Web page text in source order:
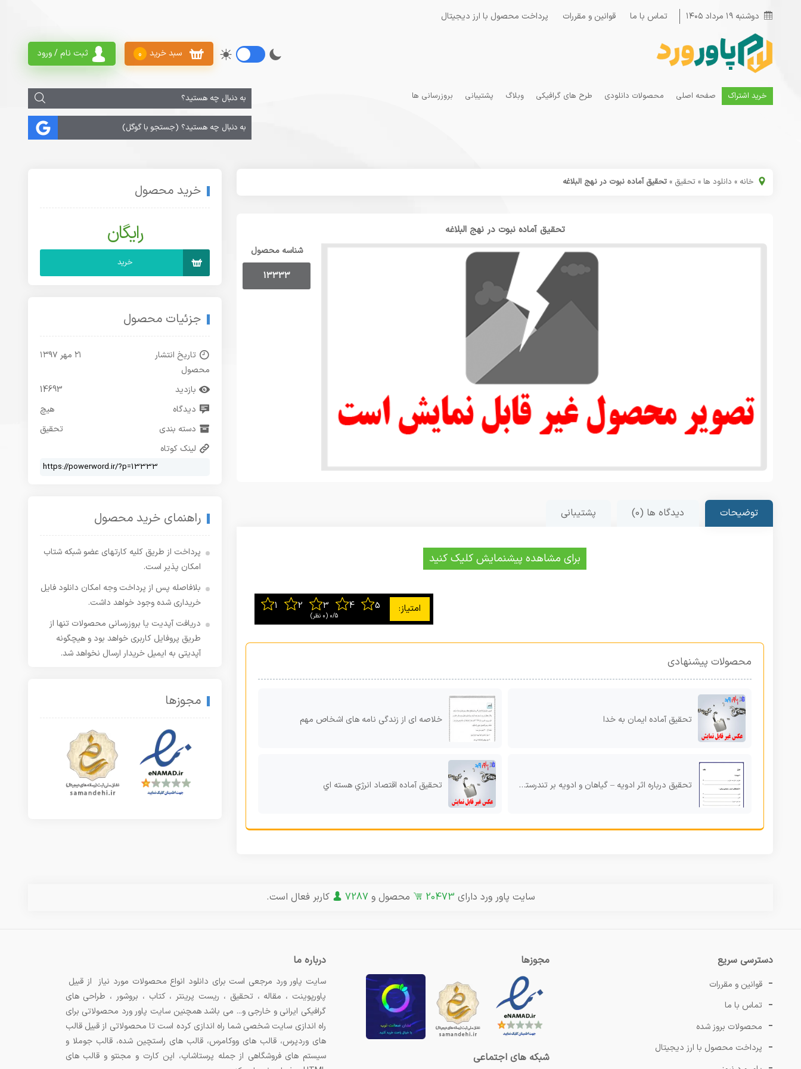
دوشنبه ۱۹ مرداد ۱۴۰۵ تماس با ما قوانین و مقررات پرداخت محصول با ارز دیجیتال
ثبت نام / ورود سبد خرید 0
خرید اشتراک صفحه اصلی محصولات دانلودی طرح های گرافیکی وبلاگ پشتیبانی بروزرسانی ها
خانه » دانلود ها » تحقیق » تحقیق آماده نبوت در نهج البلاغه
تحقیق آماده نبوت در نهج البلاغه
شناسه محصول
13333
توضیحات دیدگاه ها (0) پشتیبانی
برای مشاهده پیشنمایش کلیک کنید
0/5 ‫(0 نظر)
محصولات پیشنهادی
تحقیق آماده ایمان به خدا خلاصه ای از زندگی نامه های اشخاص مهم
تحقیق درباره اثر ادویه – گیاهان و ادویه بر تندرستی و زیبایی تحقیق آماده اقتصاد انرژي هسته اي
خرید محصول
رایگان
خرید
جزئیات محصول
تاریخ انتشار
محصول
۲۱ مهر ۱۳۹۷
بازدید
14693
دیدگاه
هیچ
دسته بندی
تحقیق
لینک کوتاه
راهنمای خرید محصول
پرداخت از طریق کلیه کارتهای عضو شبکه شتاب
امکان پذیر است.
بلافاصله پس از پرداخت وجه امکان دانلود فایل
خریداری شده وجود خواهد داشت.
دریافت آپدیت یا بروزرسانی محصولات تنها از
طریق پروفایل کاربری خواهد بود و هیچگونه
آپدیتی به ایمیل خریدار ارسال نخواهد شد.
مجوزها
سایت پاور ورد دارای 20473 محصول و7287 کاربر فعال است.
دسترسی سریع
قوانین و مقررات
تماس با ما
محصولات بروز شده
پرداخت محصول با ارز دیجیتال
مجوزها
شبکه های اجتماعی
درباره ما
سایت پاور ورد مرجعی است برای دانلود انواع محصولات مورد نیاز از قبیل
پاورپوینت ، مقاله ، تحقیق ، ریست پرینتر ، کتاب ، بروشور ، طراحی های
گرافیکی ایرانی و خارجی و... می باشد همچنین سایت پاور ورد محصولاتی برای
راه اندازی سایت شخصی شما راه اندازی کرده است تا محصولاتی از قبیل قالب
های وردپرس، قالب های ووکامرس، قالب های راستچین شده، قالب جوملا و
سیستم های فروشگاهی از جمله پرستاشاپ، اپن کارت و مجنتو و قالب های